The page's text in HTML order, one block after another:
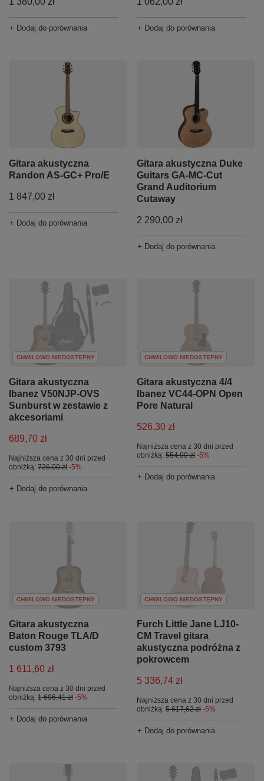
+ Dodaj do porównania + Dodaj do porównania
Gitara akustyczna
Randon AS-GC+ Pro/E
1 847,00 zł
+ Dodaj do porównania
Gitara akustyczna Duke
Guitars GA-MC-Cut
Grand Auditorium
Cutaway
2 290,00 zł
+ Dodaj do porównania
CHWILOWO NIEDOSTĘPNY
Gitara akustyczna
Ibanez V50NJP-OVS
Sunburst w zestawie z
akcesoriami
689,70 zł
Najniższa cena z 30 dni przed
obniżką: 726,00 zł -5%
+ Dodaj do porównania
CHWILOWO NIEDOSTĘPNY
Gitara akustyczna 4/4
Ibanez VC44-OPN Open
Pore Natural
526,30 zł
Najniższa cena z 30 dni przed
obniżką: 554,00 zł -5%
+ Dodaj do porównania
CHWILOWO NIEDOSTĘPNY
Gitara akustyczna
Baton Rouge TLA/D
custom 3793
1 611,60 zł
Najniższa cena z 30 dni przed
obniżką: 1 696,41 zł -5%
+ Dodaj do porównania
CHWILOWO NIEDOSTĘPNY
Furch Little Jane LJ10-
CM Travel gitara
akustyczna podróżna z
pokrowcem
5 336,74 zł
Najniższa cena z 30 dni przed
obniżką: 5 617,62 zł -5%
+ Dodaj do porównania